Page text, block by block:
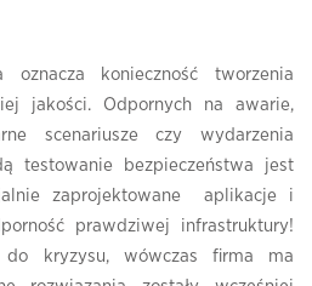
oznacza konieczność tworzenia
jakości. Odpornych na awarie,
scenariusze czy wydarzenia
testowanie bezpieczeństwa jest
zaprojektowane aplikacje i
prawdziwej infrastruktury!
kryzysu, wówczas firma ma